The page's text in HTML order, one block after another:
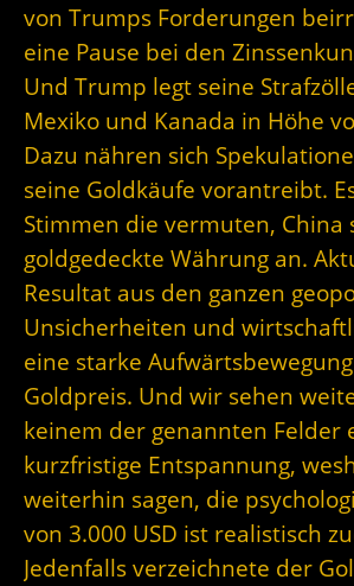
von Trumps Forderungen
eine Pause bei den
Und Trump legt seine
Mexiko und Kanada in Höhe
Dazu nähren sich
seine Goldkäufe vorantreibt.
Stimmen die vermuten, China
goldgedeckte Währung an.
Resultat aus den ganzen
Unsicherheiten und
eine starke
Goldpreis. Und wir sehen
keinem der genannten Felder
kurzfristige Entspannung,
weiterhin sagen, die
von 3.000 USD ist realistisch
Jedenfalls verzeichnete der